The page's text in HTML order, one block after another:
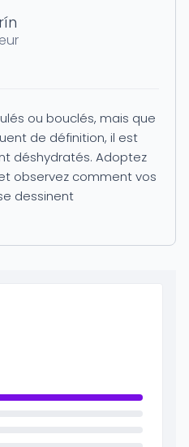
ou bouclés, mais que
de définition, il est
déshydratés. Adoptez
observez comment vos
dessinent